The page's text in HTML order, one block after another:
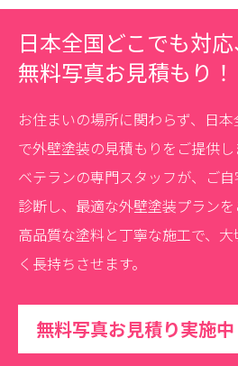
日本全国どこでも対
無料写真お見積もり！
お住まいの場所に関わらず、日
で外壁塗装の見積もりをご提供し
ベテランの専門スタッフが、ご
診断し、最適な外壁塗装プランを
高品質な塗料と丁寧な施工で、
く長持ちさせます。
無料写真お見積り実施中